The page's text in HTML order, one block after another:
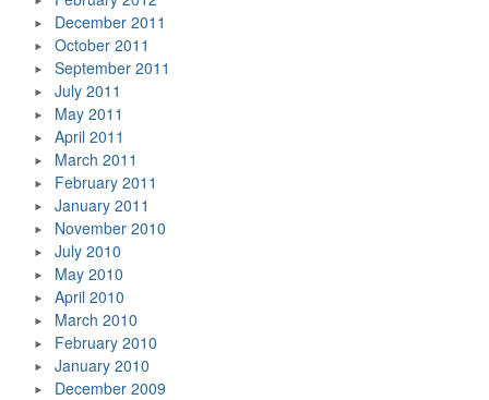
December 2011
October 2011
September 2011
July 2011
May 2011
April 2011
March 2011
February 2011
January 2011
November 2010
July 2010
May 2010
April 2010
March 2010
February 2010
January 2010
December 2009